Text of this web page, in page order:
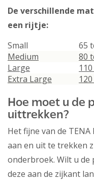
De verschillende
een rijtje:
Small
65
Medium
80
Large
Extra Large
Hoe moet u de
uittrekken?
Het fijne van de
aan en uit te trekken
onderbroek. Wilt u de
deze aan de zijkant